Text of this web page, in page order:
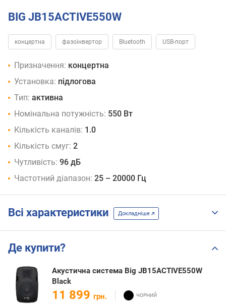
BIG JB15ACTIVE550W
концертна фазоінвертор Bluetooth USB-порт
Призначення: концертна
Установка: підлогова
Тип: активна
Номінальна потужність: 550 Вт
Кількість каналів: 1.0
Кількість смуг: 2
Чутливість: 96 дБ
Частотний діапазон: 25 – 20000 Гц
Всі характеристики Докладніше
Де купити?
Акустична система Big JB15ACTIVE550W
Black
11 899 грн.